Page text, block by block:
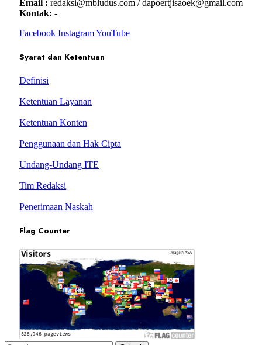
Email : redaksi@mbludus.com / dapoertjisaoek@gmail.com
Kontak: -
Facebook InstagramYouTube
Syarat dan Ketentuan
Definisi
Ketentuan Layanan
Ketentuan Konten
Penggunaan dan Hak Cipta
Undang-Undang ITE
Tim Redaksi
Penerimaan Naskah
Flag Counter